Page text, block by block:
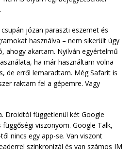
józan paraszti eszemet és
használva – nem sikerült úgy
ahogy akartam. Nyilván egyértelmű
ha már használtam volna
de erről lemaradtam. Még Safarit is
raktam fel a gépemre. Vagy
Droidtól függetlenül két Google
viszonyom. Google Talk,
nincs egy app-se. Van viszont
szinkronizál és van számos IM